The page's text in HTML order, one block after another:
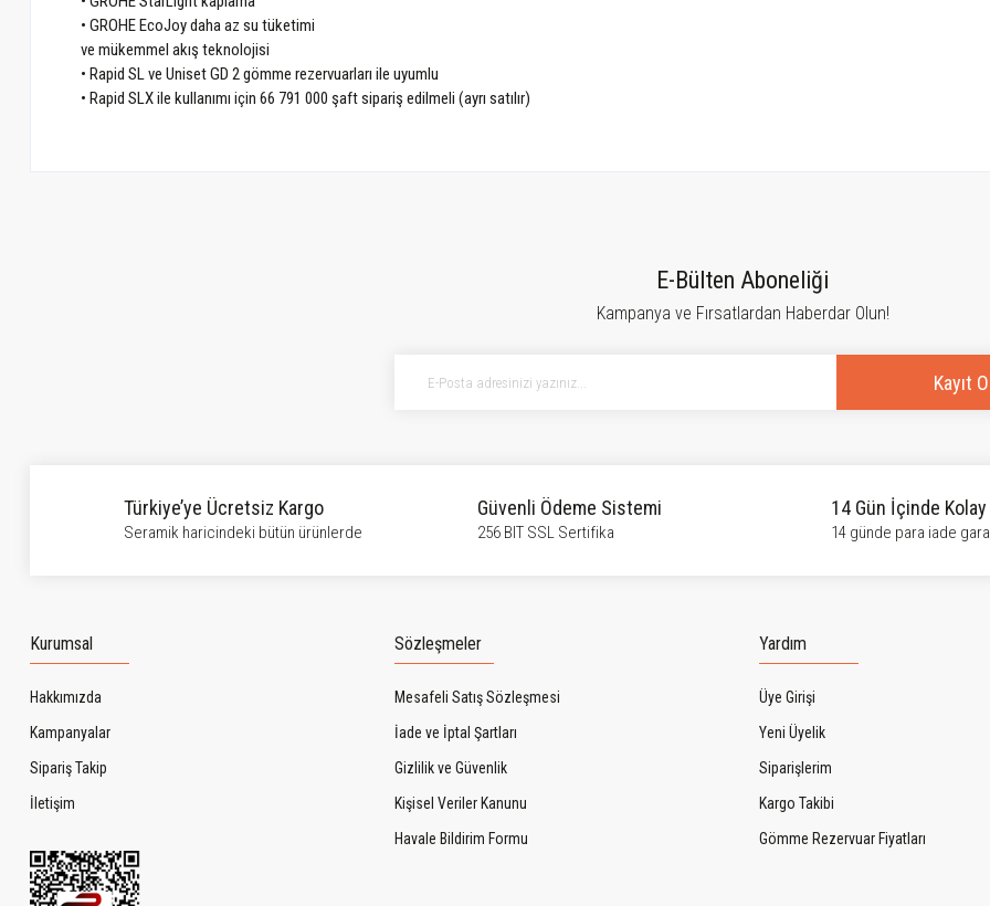
• GROHE EcoJoy daha az su tüketimi
ve mükemmel akış teknolojisi
• Rapid SL ve Uniset GD 2 gömme rezervuarları ile uyumlu
• Rapid SLX ile kullanımı için 66 791 000 şaft sipariş edilmeli (ayrı satılır)
Bu ürüne ilk yorumu siz yapın!
E-Bülten Aboneliği
Kampanya ve Fırsatlardan Haberdar Olun!
Kayıt
Türkiye’ye Ücretsiz Kargo
Seramik haricindeki bütün ürünlerde
Güvenli Ödeme Sistemi
256 BIT SSL Sertifika
14 Gün İçinde
14 günde para iade
Kurumsal
Hakkımızda
Kampanyalar
Sipariş Takip
İletişim
Sözleşmeler
Mesafeli Satış Sözleşmesi
İade ve İptal Şartları
Gizlilik ve Güvenlik
Kişisel Veriler Kanunu
Havale Bildirim Formu
Yardım
Üye Girişi
Yeni Üyelik
Siparişlerim
Kargo Takibi
Gömme Rezervuar Fiyatları